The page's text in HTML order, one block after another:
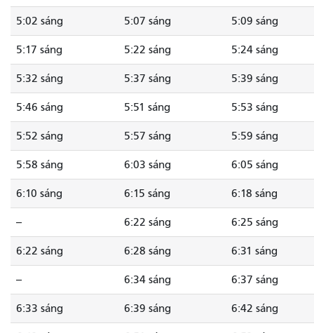
5:02 sáng 5:07 sáng 5:09 sáng
5:17 sáng 5:22 sáng 5:24 sáng
5:32 sáng 5:37 sáng 5:39 sáng
5:46 sáng 5:51 sáng 5:53 sáng
5:52 sáng 5:57 sáng 5:59 sáng
5:58 sáng 6:03 sáng 6:05 sáng
6:10 sáng 6:15 sáng 6:18 sáng
-- 6:22 sáng 6:25 sáng
6:22 sáng 6:28 sáng 6:31 sáng
-- 6:34 sáng 6:37 sáng
6:33 sáng 6:39 sáng 6:42 sáng